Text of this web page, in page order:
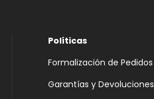
Políticas
Formalización de Pedidos
Garantías y Devoluciones